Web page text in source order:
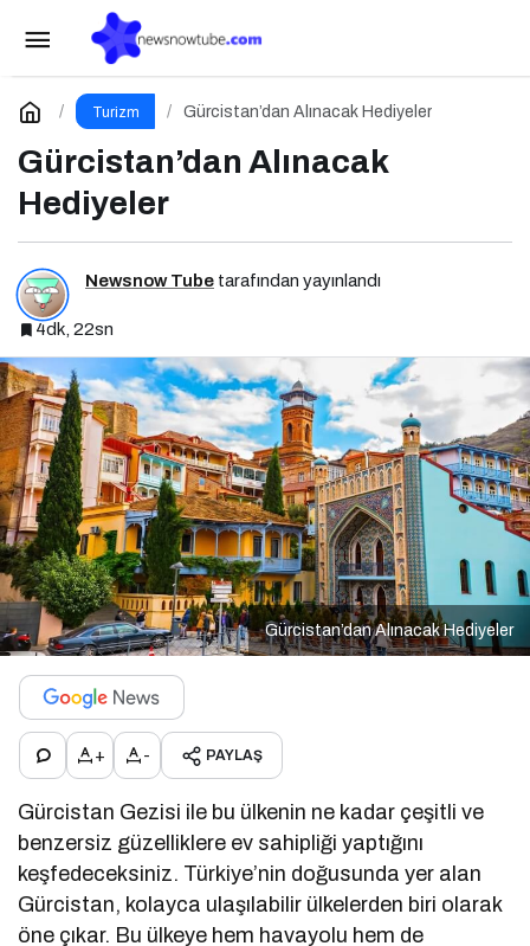
Turizm Gürcistan’dan Alınacak Hediyeler
Gürcistan’dan Alınacak
Hediyeler
Newsnow Tube tarafından yayınlandı
4dk, 22sn
Gürcistan’dan Alınacak Hediyeler
+ - PAYLAŞ
Gürcistan Gezisi ile bu ülkenin ne kadar çeşitli ve
benzersiz güzelliklere ev sahipliği yaptığını
keşfedeceksiniz. Türkiye’nin doğusunda yer alan
Gürcistan, kolayca ulaşılabilir ülkelerden biri olarak
öne çıkar. Bu ülkeye hem havayolu hem de
Giessen’de Gezilecek Yerler
Yorum Yap